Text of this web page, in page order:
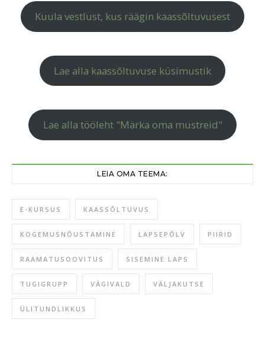
Kuula vestlust, kus räägin kaassõltuvusest
Lae alla kaassõltuvuse küsimustik
Lae alla tööleht "Märka oma mustreid"
LEIA OMA TEEMA:
E-KURSUS KAASSÕLTUVUS
KOGEMUSNÕUSTAMINE LAPSEPÕLV PIIRID
RAAMATUSOOVITUS SISEMINE LAPS
TUGIGRUPP VÄGIVALD VÄLJAKUTSE
ÜLITUNDLIKKUS